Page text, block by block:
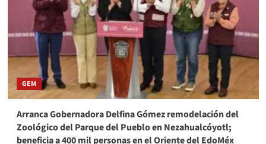
GEM
Arranca Gobernadora Delfina Gómez remodelación del
Zoológico del Parque del Pueblo en Nezahualcóyotl;
beneficia a 400 mil personas en el Oriente del EdoMéx